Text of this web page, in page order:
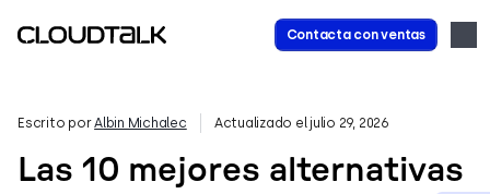
Contacta con ventas
Escrito porAlbin Michalec Actualizado el julio 29, 2026
Las 10 mejores alternativas